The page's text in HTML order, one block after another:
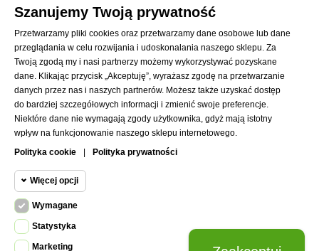
Informacje
Twoje konto 
Informacje o sklepie
Szanujemy Twoją prywatność
Przetwarzamy pliki cookies oraz przetwarzamy dane osobowe lub dane
przeglądania w celu rozwijania i udoskonalania naszego sklepu. Za
Twoją zgodą my i nasi partnerzy możemy wykorzystywać pozyskane
dane. Klikając przycisk „Akceptuję”, wyrażasz zgodę na przetwarzanie
danych przez nas i naszych partnerów. Możesz także uzyskać dostęp
do bardziej szczegółowych informacji i zmienić swoje preferencje.
Niektóre dane nie wymagają zgody użytkownika, gdyż mają istotny
wpływ na funkcjonowanie naszego sklepu internetowego.
Polityka cookie
Polityka prywatności
Więcej opcji
Wymagane
Wymagane pliki cookie oraz cookie
Wymagane
Statystyka
Marketing
© 2021SKLEP AbrysAll Rights Reserved